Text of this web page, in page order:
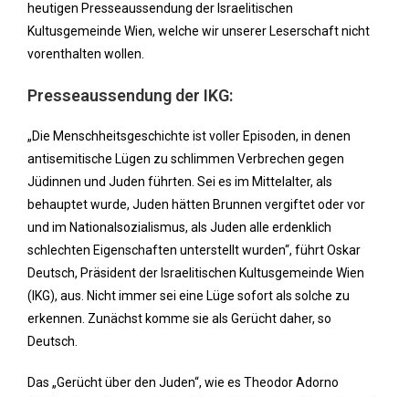
heutigen Presseaussendung der Israelitischen
Kultusgemeinde Wien, welche wir unserer Leserschaft nicht
vorenthalten wollen.
Presseaussendung der IKG:
„Die Menschheitsgeschichte ist voller Episoden, in denen
antisemitische Lügen zu schlimmen Verbrechen gegen
Jüdinnen und Juden führten. Sei es im Mittelalter, als
behauptet wurde, Juden hätten Brunnen vergiftet oder vor
und im Nationalsozialismus, als Juden alle erdenklich
schlechten Eigenschaften unterstellt wurden“, führt Oskar
Deutsch, Präsident der Israelitischen Kultusgemeinde Wien
(IKG), aus. Nicht immer sei eine Lüge sofort als solche zu
erkennen. Zunächst komme sie als Gerücht daher, so
Deutsch.
Das „Gerücht über den Juden“, wie es Theodor Adorno